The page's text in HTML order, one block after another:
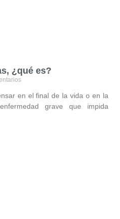
¿qué es?
en el final de la vida o en la
grave que impida